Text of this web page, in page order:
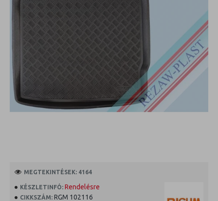
KÉSZLETINFÓ: Rendelésre
CIKKSZÁM: RGM 102116
MEGTEKINTÉSEK: 4164